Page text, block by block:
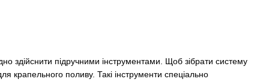
здійснити підручними інструментами. Щоб зібрати систему
крапельного поливу. Такі інструменти спеціально